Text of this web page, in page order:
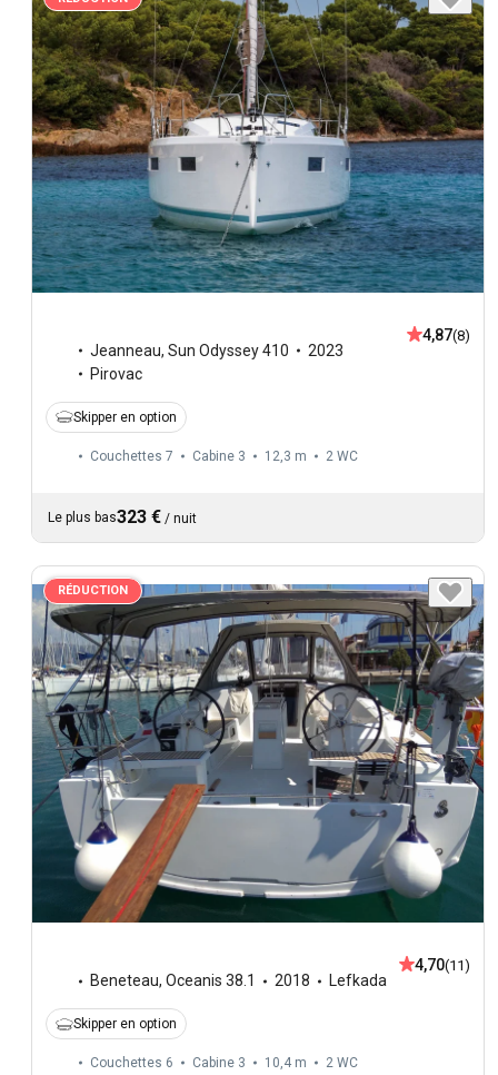
Jeanneau, Sun Odyssey 410
2023
Pirovac
4,87(8)
Skipper en option
Couchettes 7 Cabine 3 12,3 m 2 WC
Le plus bas323 € / nuit
RÉDUCTION
Beneteau, Oceanis 38.1 2018 Lefkada
4,70(11)
Skipper en option
Couchettes 6 Cabine 3 10,4 m 2 WC